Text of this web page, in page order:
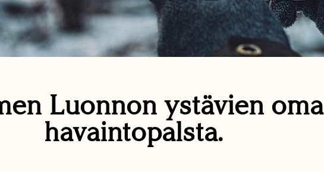
Luonnon ystävien oma
havaintopalsta.